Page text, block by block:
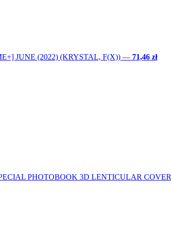
JUNE (2022) (KRYSTAL, F(X)) — 71,46 zł
PHOTOBOOK 3D LENTICULAR COVER